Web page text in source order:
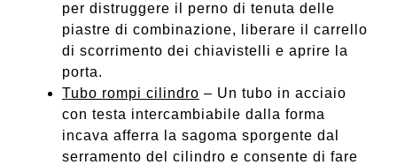
per distruggere il perno di tenuta delle
piastre di combinazione, liberare il carrello
di scorrimento dei chiavistelli e aprire la
porta.
Tubo rompi cilindro – Un tubo in acciaio
con testa intercambiabile dalla forma
incava afferra la sagoma sporgente dal
serramento del cilindro e consente di fare